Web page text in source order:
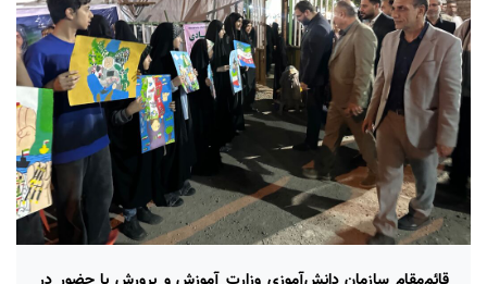
قائم‌مقام سازمان دانش‌آموزی وزارت آموزش و پرورش با حضور در